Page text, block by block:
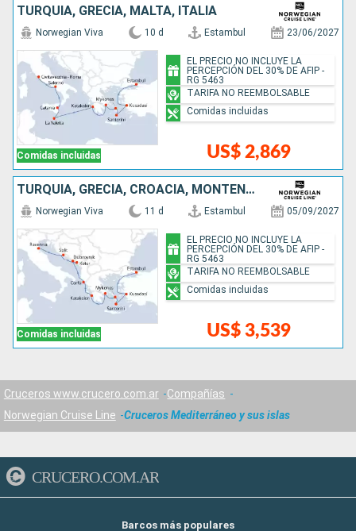
TURQUÍA, GRECIA, MALTA, ITALIA
Comidas incluidas
Norwegian Viva 10 d Estambul 23/06/2027
US$ 2,869
EL PRECIO NO INCLUYE LA
PERCEPCIÓN DEL 30% DE AFIP -
RG 5463
TARIFA NO REEMBOLSABLE
Comidas incluidas
TURQUÍA, GRECIA, CROACIA, MONTENEGRO, ITALIA
Comidas incluidas
Norwegian Viva 11 d Estambul 05/09/2027
US$ 3,539
EL PRECIO NO INCLUYE LA
PERCEPCIÓN DEL 30% DE AFIP -
RG 5463
TARIFA NO REEMBOLSABLE
Comidas incluidas
Cruceros www.crucero.com.ar
Compañías
Norwegian Cruise Line
Cruceros Mediterráneo y sus islas
CRUCERO.COM.AR
Barcos más populares